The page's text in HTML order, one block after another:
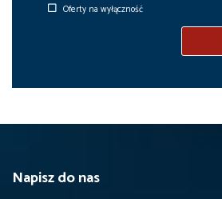
Oferty na wyłączność
Napisz do nas